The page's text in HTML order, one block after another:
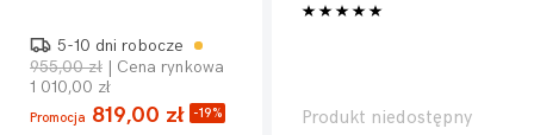
5-10 dni robocze
955,00 zł | Cena rynkowa
1 010,00 zł
Promocja 819,00 zł -19% Produkt niedostępny